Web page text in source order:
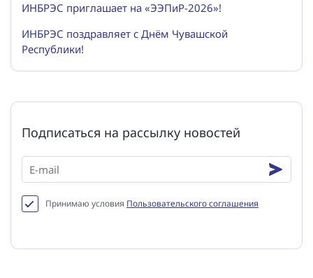
ИНБРЭС приглашает на «ЭЭПиР-2026»!
ИНБРЭС поздравляет с Днём Чувашской
Республики!
Подписаться на рассылку новостей
Принимаю условия Пользовательского соглашения